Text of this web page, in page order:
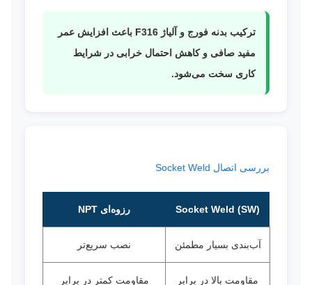
ترکیب بدنه فورج و آلیاژ F316 باعث افزایش عمر
مفید صافی و کاهش احتمال خرابی در شرایط
کاری سخت می‌شود.
بررسی اتصال Socket Weld
Socket Weld (SW) رزوه‌ای NPT
آب‌بندی بسیار مطمئن نصب سریع‌تر
مقاومت بالا در برابر
مقاومت کمتر در برابر